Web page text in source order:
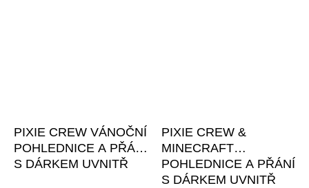
PIXIE CREW VÁNOČNÍ
POHLEDNICE A PŘÁNÍ
S DÁRKEM UVNITŘ
PIXIE CREW &
MINECRAFT
POHLEDNICE A PŘÁNÍ
S DÁRKEM UVNITŘ